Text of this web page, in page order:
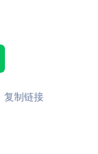
复制链接